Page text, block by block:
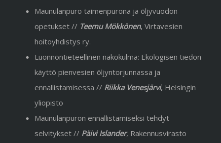
Maunulanpuro taimenpurona ja öljyvuodon
opetukset // Teemu Mökkönen, Virtavesien
hoitoyhdistys ry.
Luonnontieteellinen näkökulma: Ekologisen tiedon
käyttö pienvesien öljyntorjunnassa ja
ennallistamisessa // Riikka Venesjärvi, Helsingin
yliopisto
Maunulanpuron ennallistamiseksi tehdyt
selvitykset // Päivi Islander, Rakennusvirasto